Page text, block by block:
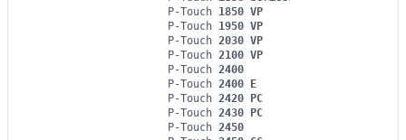
P-Touch 1850 VP
P-Touch 1950 VP
P-Touch 2030 VP
P-Touch 2100 VP
P-Touch 2400
P-Touch 2400 E
P-Touch 2420 PC
P-Touch 2430 PC
P-Touch 2450